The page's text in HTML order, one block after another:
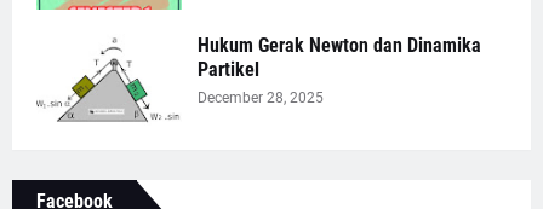
Hukum Gerak Newton dan Dinamika
Partikel
December 28, 2025
Facebook